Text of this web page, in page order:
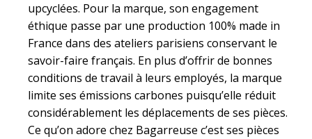
upcyclées. Pour la marque, son engagement
éthique passe par une production 100% made in
France dans des ateliers parisiens conservant le
savoir-faire français. En plus d’offrir de bonnes
conditions de travail à leurs employés, la marque
limite ses émissions carbones puisqu’elle réduit
considérablement les déplacements de ses pièces.
Ce qu’on adore chez Bagarreuse c’est ses pièces